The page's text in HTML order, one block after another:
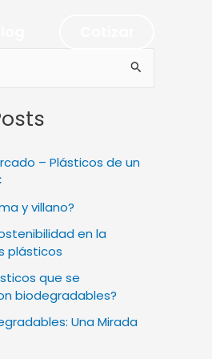
– Plásticos de un
y villano?
en la
plásticos
que se
biodegradables?
Una Mirada